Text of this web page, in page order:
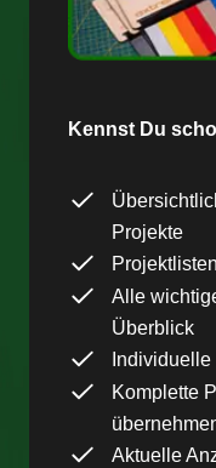
Kennst Du
Projekte
Alle
Überblick
Komplette
Aktuelle